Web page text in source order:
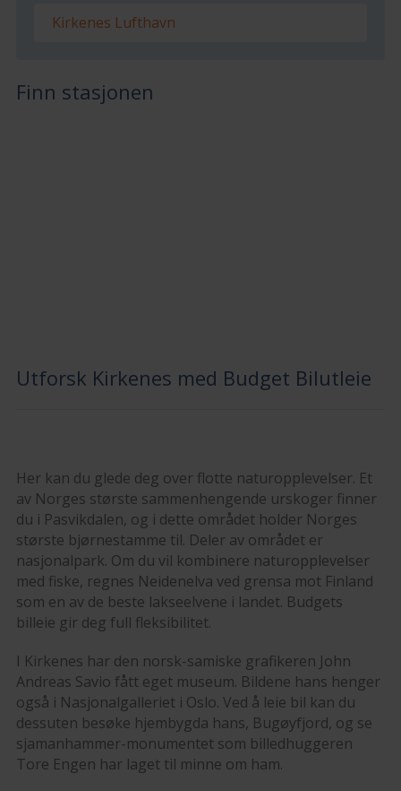
Kirkenes Lufthavn
Finn stasjonen
Utforsk Kirkenes med Budget Bilutleie
Her kan du glede deg over flotte naturopplevelser. Et
av Norges største sammenhengende urskoger finner
du i Pasvikdalen, og i dette området holder Norges
største bjørnestamme til. Deler av området er
nasjonalpark. Om du vil kombinere naturopplevelser
med fiske, regnes Neidenelva ved grensa mot Finland
som en av de beste lakseelvene i landet. Budgets
billeie gir deg full fleksibilitet.
I Kirkenes har den norsk-samiske grafikeren John
Andreas Savio fått eget museum. Bildene hans henger
også i Nasjonalgalleriet i Oslo. Ved å leie bil kan du
dessuten besøke hjembygda hans, Bugøyfjord, og se
sjamanhammer-monumentet som billedhuggeren
Tore Engen har laget til minne om ham.